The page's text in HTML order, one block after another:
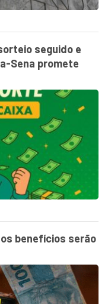
seguido e
Sena promete
benefícios serão